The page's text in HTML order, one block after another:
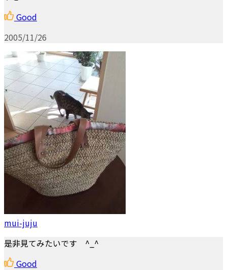
Good
2005/11/26
mui-juju
是非見てみたいです ^_^
Good